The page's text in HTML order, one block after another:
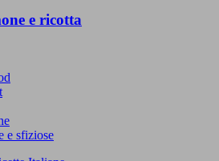
e ricotta
e sfiziose